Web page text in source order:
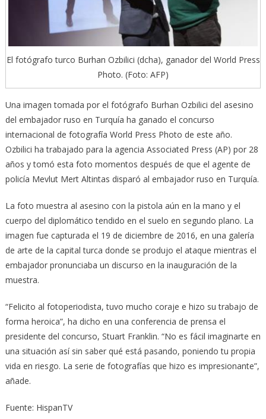
El fotógrafo turco Burhan Ozbilici (dcha), ganador del World Press
Photo. (Foto: AFP)
Una imagen tomada por el fotógrafo Burhan Ozbilici del asesino
del embajador ruso en Turquía ha ganado el concurso
internacional de fotografía World Press Photo de este año.
Ozbilici ha trabajado para la agencia Associated Press (AP) por 28
años y tomó esta foto momentos después de que el agente de
policía Mevlut Mert Altintas disparó al embajador ruso en Turquía.
La foto muestra al asesino con la pistola aún en la mano y el
cuerpo del diplomático tendido en el suelo en segundo plano. La
imagen fue capturada el 19 de diciembre de 2016, en una galería
de arte de la capital turca donde se produjo el ataque mientras el
embajador pronunciaba un discurso en la inauguración de la
muestra.
“Felicito al fotoperiodista, tuvo mucho coraje e hizo su trabajo de
forma heroica”, ha dicho en una conferencia de prensa el
presidente del concurso, Stuart Franklin. “No es fácil imaginarte en
una situación así sin saber qué está pasando, poniendo tu propia
vida en riesgo. La serie de fotografías que hizo es impresionante”,
añade.
Fuente: HispanTV